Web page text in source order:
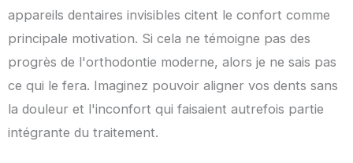
appareils dentaires invisibles citent le confort comme
principale motivation. Si cela ne témoigne pas des
progrès de l'orthodontie moderne, alors je ne sais pas
ce qui le fera. Imaginez pouvoir aligner vos dents sans
la douleur et l'inconfort qui faisaient autrefois partie
intégrante du traitement.